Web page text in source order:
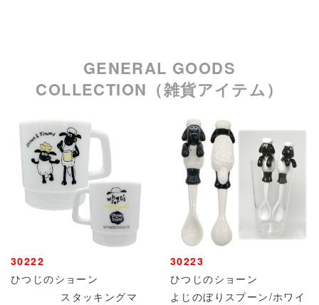
GENERAL GOODS
COLLECTION（雑貨アイテム）
30222
ひつじのショーン
スタッキングマ
30223
ひつじのショーン
よじのぼりスプーン/ホワイ